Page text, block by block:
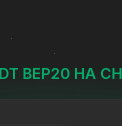
BEP20 НА